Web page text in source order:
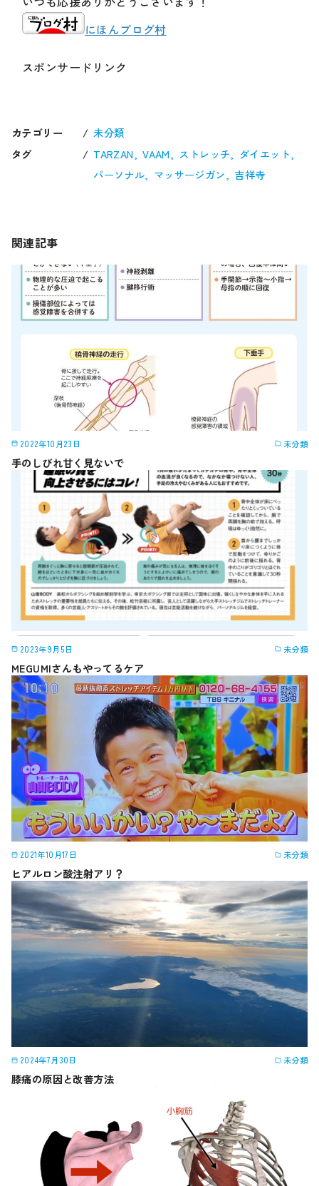
にほんブログ村
スポンサードリンク
カテゴリー
未分類
タグ
TARZAN VAAM ストレッチ
ダイエット
パーソナル
マッサージガン 吉祥寺
関連記事
2022年10月23日 未分類
手のしびれ甘く見ないで
2023年9月5日 未分類
MEGUMIさんもやってるケア
2021年10月17日 未分類
ヒアルロン酸注射アリ？
2024年7月30日 未分類
膝痛の原因と改善方法